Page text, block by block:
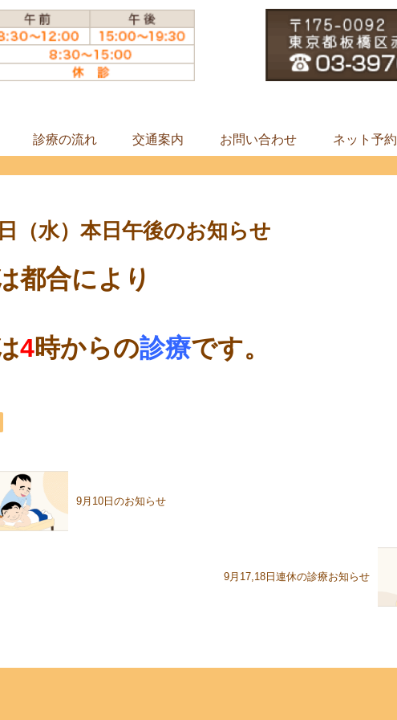
診療の流れ 交通案内 お問い合わせ ネット予約
（水）本日午後のお知らせ
都合により
4時からの診療です。
9月10日のお知らせ
9月17,18日連休の診療お知らせ